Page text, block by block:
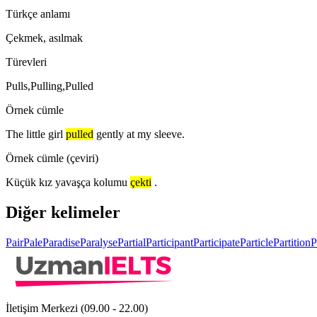
Türkçe anlamı
Çekmek, asılmak
Türevleri
Pulls,Pulling,Pulled
Örnek cümle
The little girl pulled gently at my sleeve.
Örnek cümle (çeviri)
Küçük kız yavaşça kolumu çekti .
Diğer kelimeler
PairPaleParadiseParalysePartialParticipantParticipateParticlePartition
İletişim Merkezi (09.00 - 22.00)